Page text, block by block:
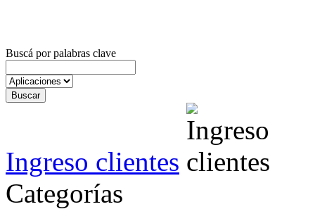
Buscá por palabras clave
Ingreso clientes
Categorías